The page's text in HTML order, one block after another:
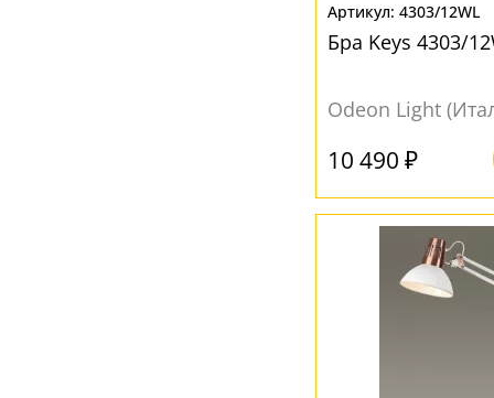
4303/12WL
Бра Keys 4303/
Odeon Light
10 490 ₽